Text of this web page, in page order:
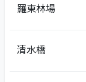
羅東林場
清水橋